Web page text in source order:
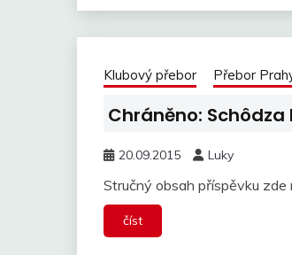
Klubový přebor Přebor
Chráněno: Schôdza
20.09.2015 Luky
Stručný obsah příspěvku
číst